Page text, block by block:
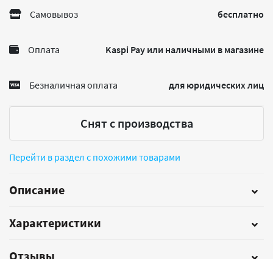
Самовывоз бесплатно
Оплата Kaspi Pay или наличными в магазине
Безналичная оплата для юридических лиц
Снят с производства
Перейти в раздел с похожими товарами
Описание
Характеристики
Отзывы